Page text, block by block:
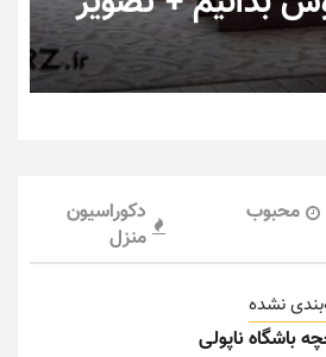
محبوب
دکوراسیون
منزل
نشده
باشگاه ناپولی